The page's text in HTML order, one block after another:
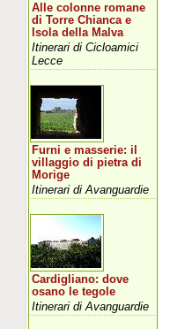
Alle colonne romane
di Torre Chianca e
Isola della Malva
Itinerari di Cicloamici
Lecce
Furni e masserie: il
villaggio di pietra di
Morige
Itinerari di Avanguardie
Cardigliano: dove
osano le tegole
Itinerari di Avanguardie